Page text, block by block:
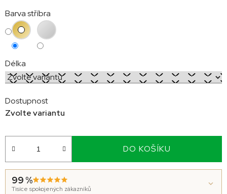
cena:
Barva stříbra
Délka
Dostupnost
Zvolte variantu
DO KOŠÍKU
99 %
Tisíce spokojených zákazníků